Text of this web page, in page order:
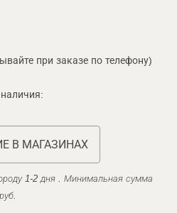
при заказе по телефону)
В МАГАЗИНАХ
1-2 дня . Минимальная сумма